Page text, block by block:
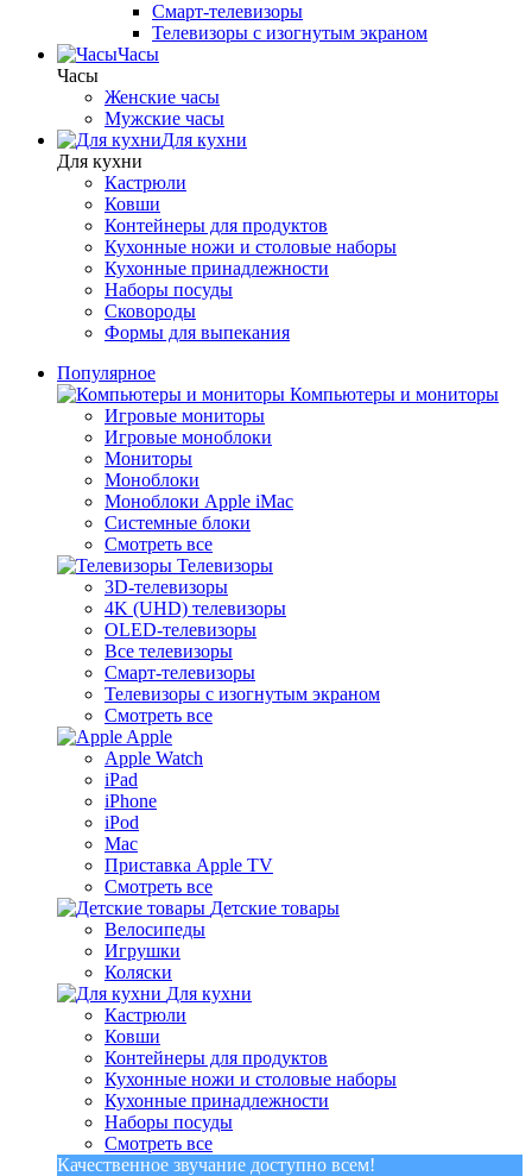
Смарт-телевизоры
Телевизоры с изогнутым экраном
Часы
Часы
Женские часы
Мужские часы
Для кухни
Для кухни
Кастрюли
Ковши
Контейнеры для продуктов
Кухонные ножи и столовые наборы
Кухонные принадлежности
Наборы посуды
Сковороды
Формы для выпекания
Популярное
Компьютеры и мониторы
Игровые мониторы
Игровые моноблоки
Мониторы
Моноблоки
Моноблоки Apple iMac
Системные блоки
Смотреть все
Телевизоры
3D-телевизоры
4K (UHD) телевизоры
OLED-телевизоры
Все телевизоры
Смарт-телевизоры
Телевизоры с изогнутым экраном
Смотреть все
Apple
Apple Watch
iPad
iPhone
iPod
Mac
Приставка Apple TV
Смотреть все
Детские товары
Велосипеды
Игрушки
Коляски
Для кухни
Кастрюли
Ковши
Контейнеры для продуктов
Кухонные ножи и столовые наборы
Кухонные принадлежности
Наборы посуды
Смотреть все
Качественное звучание доступно всем!